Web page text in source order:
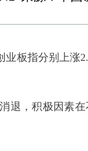
指分别上涨
，积极因素在